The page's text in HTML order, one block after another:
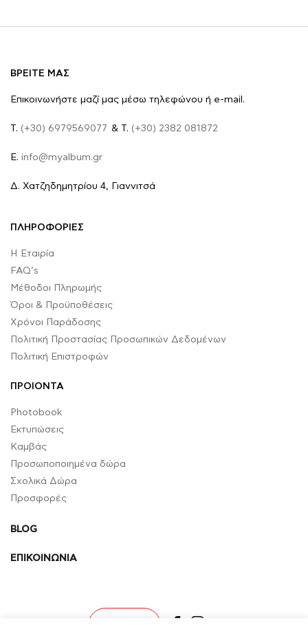
ΒΡΕΙΤΕ ΜΑΣ
Επικοινωνήστε μαζί μας μέσω τηλεφώνου ή e-mail.
Τ. (+30) 6979569077 & Τ. (+30) 2382 081872
E. info@myalbum.gr
Δ. Χατζηδημητρίου 4, Γιαννιτσά
ΠΛΗΡΟΦΟΡΙΕΣ
Η Εταιρία
FAQ’s
Μέθοδοι Πληρωμής
Όροι & Προϋποθέσεις
Χρόνοι Παράδοσης
Πολιτική Προστασίας Προσωπικών Δεδομένων
Πολιτική Επιστροφών
ΠΡΟΙΟΝΤΑ
Photobook
Εκτυπώσεις
Καμβάς
Προσωποποιημένα δώρα
Σχολικά Δώρα
Προσφορές
BLOG
ΕΠΙΚΟΙΝΩΝΙΑ